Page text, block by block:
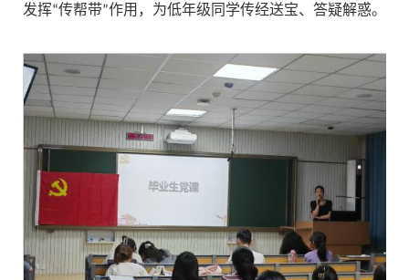
发挥“传帮带”作用，为低年级同学传经送宝、答疑解惑。